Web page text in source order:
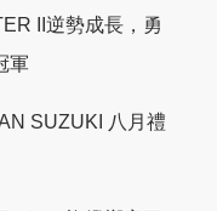
II逆勢成長，勇
軍
SUZUKI 八月禮